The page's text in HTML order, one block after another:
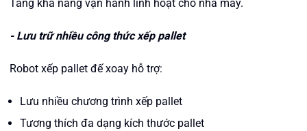
Tăng khả năng vận hành linh hoạt cho nhà máy.
- Lưu trữ nhiều công thức xếp pallet
Robot xếp pallet đế xoay hỗ trợ:
Lưu nhiều chương trình xếp pallet
Tương thích đa dạng kích thước pallet